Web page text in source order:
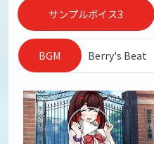
サンプルボイス3
BGM Berry's Beat